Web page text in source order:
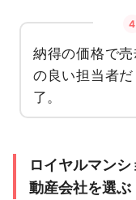
4
納得の価格で
の良い担当者
了。
ロイヤルマン
動産会社を選ぶ